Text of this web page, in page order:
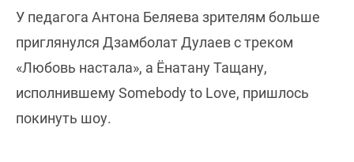
У педагога Антона Беляева зрителям больше
приглянулся Дзамболат Дулаев с треком
«Любовь настала», а Ёнатану Тащану,
исполнившему Somebody to Love, пришлось
покинуть шоу.